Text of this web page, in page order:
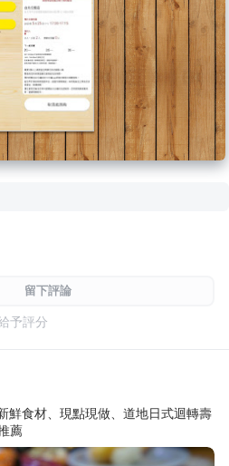
留下評論
予評分
鮮食材、現點現做、道地日式迴轉壽
薦